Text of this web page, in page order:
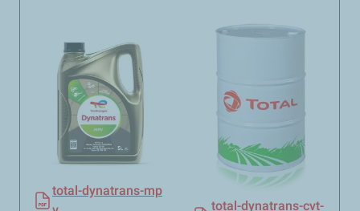
total-dynatrans-mp
total-dynatrans-cvt-